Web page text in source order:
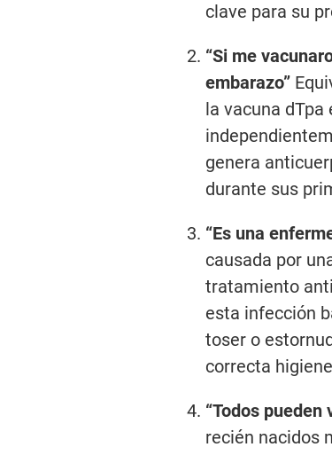
clave para su
“Si me
embarazo”
la vacuna dTpa
genera
durante sus
“Es una
causada por
tratamiento
esta infección
toser o
correcta
“Todos
recién nacidos